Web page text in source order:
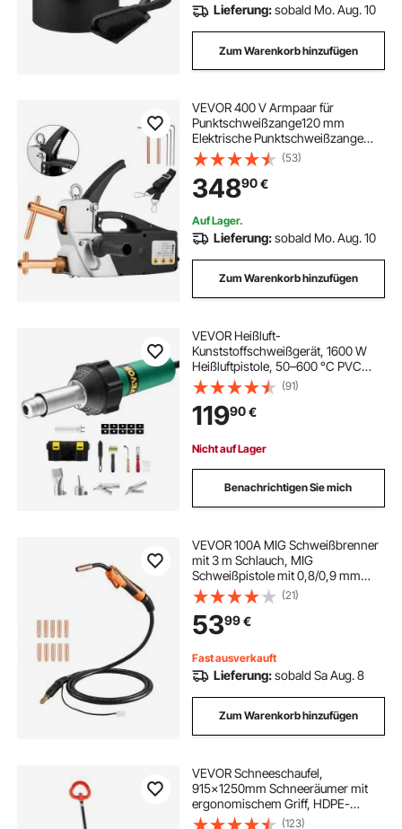
Lieferung:sobald Mo. Aug. 10
Zum Warenkorb hinzufügen
VEVOR 400 V Armpaar für
Punktschweißzange120 mm
Elektrische Punktschweißzange
25A Spot Welder Gun
(53)
34890€
Auf Lager.
Lieferung:sobald Mo. Aug. 10
Zum Warenkorb hinzufügen
VEVOR Heißluft-
Kunststoffschweißgerät, 1600 W
Heißluftpistole, 50–600 °C PVC
TPO Vinyl Schweißbrenner, Hot Air
Welder Set mit 11 Zubehörteilen –
Werkzeugkasten, Düse, Rolle,
Klingen für PP/PE/PVC
(91)
11990€
Nicht auf Lager
Benachrichtigen Sie mich
VEVOR 100A MIG Schweißbrenner
mit 3 m Schlauch, MIG
Schweißpistole mit 0,8/0,9 mm
Ersatzdüsen, Profi-
Schweißzubehör Kompatibel mit
Lincoln Magnum 100L (K530-5),
Schutzgasschweißgerät für
Werkstatt
(21)
5399€
Fast ausverkauft
Lieferung:sobald Sa Aug. 8
Zum Warenkorb hinzufügen
VEVOR Schneeschaufel,
915x1250mm Schneeräumer mit
ergonomischem Griff, HDPE-
Schaufelblatt,
(123)